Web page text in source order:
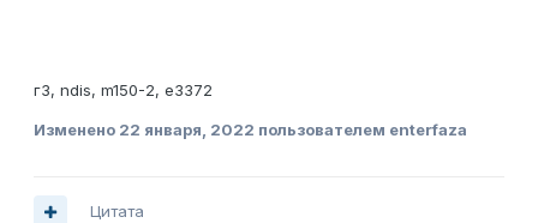
г3, ndis, m150-2, е3372
Изменено 22 января, 2022 пользователем enterfaza
Цитата